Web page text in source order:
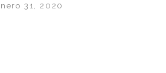
31, 2020